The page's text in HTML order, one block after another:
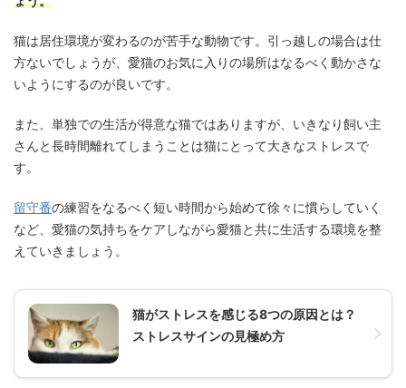
猫は居住環境が変わるのが苦手な動物です。引っ越しの場合は仕
方ないでしょうが、愛猫のお気に入りの場所はなるべく動かさな
いようにするのが良いです。
また、単独での生活が得意な猫ではありますが、いきなり飼い主
さんと長時間離れてしまうことは猫にとって大きなストレスで
す。
留守番の練習をなるべく短い時間から始めて徐々に慣らしていく
など、愛猫の気持ちをケアしながら愛猫と共に生活する環境を整
えていきましょう。
猫がストレスを感じる8つの原因とは？
ストレスサインの見極め方